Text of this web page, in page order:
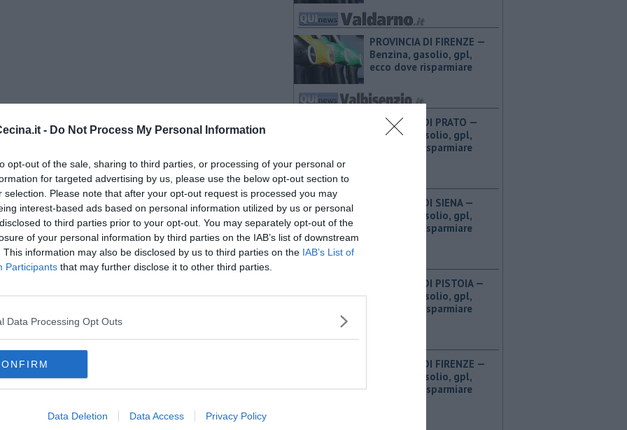
- Do Not Process My Personal Information
opt-out of the sale, sharing to third parties, or processing of your personal or
for targeted advertising by us, please use the below opt-out section to
selection. Please note that after your opt-out request is processed you may
interest-based ads based on personal information utilized by us or personal
to third parties prior to your opt-out. You may separately opt-out of the
of your personal information by third parties on the IAB’s list of downstream
This information may also be disclosed by us to third parties on the IAB’s List of
Participants that may further disclose it to other third parties.
Data Processing Opt Outs
Data Deletion Data Access Privacy Policy
PROVINCIA DI FIRENZE — ​
Benzina, gasolio, gpl,
ecco dove risparmiare
PROVINCIA DI PRATO — ​
Benzina, gasolio, gpl,
ecco dove risparmiare
PROVINCIA DI SIENA — ​
Benzina, gasolio, gpl,
ecco dove risparmiare
PROVINCIA DI PISTOIA — ​
Benzina, gasolio, gpl,
ecco dove risparmiare
PROVINCIA DI FIRENZE — ​
Benzina, gasolio, gpl,
ecco dove risparmiare